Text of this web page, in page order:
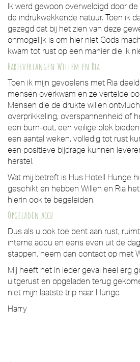
Ik werd gewoon overweldigd door
de indrukwekkende natuur. Toen ik
gezegd dat bij het zien van deze
onmogelijk is om hier niet Gods
kwam tot rust op een manier die ik
Hartsverlangen Willem en Ria
Toen ik mijn gevoelens met Ria
mensen overkwam en ze vertelde
Mensen die de drukte willen
overprikkeling, overspannenheid of
een burn-out, een veilige plek
een aantal weken, volledig tot rust
een positieve bijdrage kunnen
herstel.
Wat mij betreft is Hus Hotell Hunge
geschikt en hebben Willen en Ria
hierin ook te begeleiden.
Opgeladen accu
Dus als u ook toe bent aan rust,
interne accu en eens even uit de
stappen, neem dan contact op met
Mij heeft het in ieder geval heel erg
uitgerust en opgeladen terug
niet mijn laatste trip naar Hunge.
Harry